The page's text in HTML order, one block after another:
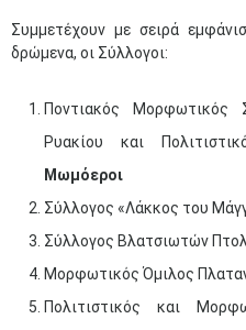
Συμμετέχουν με σειρά
δρώμενα, οι Σύλλογοι:
Ποντιακός Μορφωτικός
Ρυακίου και
Μωμόεροι
Σύλλογος «Λάκκος του
Σύλλογος Βλατσιωτών
Μορφωτικός Όμιλος
Πολιτιστικός και